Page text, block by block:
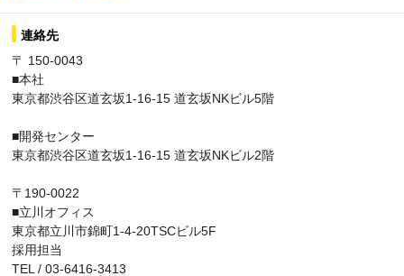
連絡先
〒 150-0043
■本社
東京都渋谷区道玄坂1-16-15 道玄坂NKビル5階
■開発センター
東京都渋谷区道玄坂1-16-15 道玄坂NKビル2階
〒190-0022
■立川オフィス
東京都立川市錦町1-4-20TSCビル5F
採用担当
TEL / 03-6416-3413